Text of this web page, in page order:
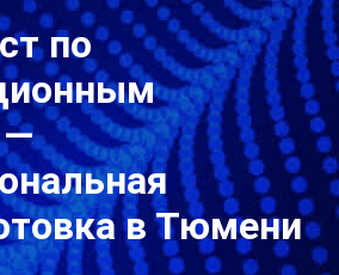
по
—
в Тюмени